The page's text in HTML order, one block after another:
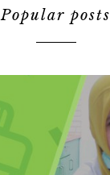
Popular posts